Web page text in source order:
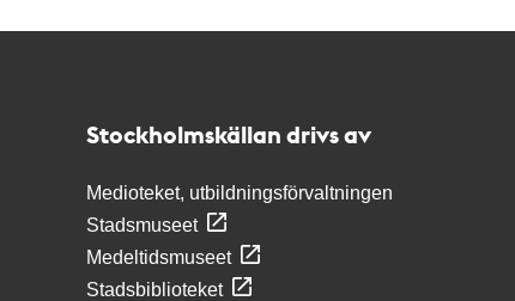
Stockholmskällan drivs av
Medioteket, utbildningsförvaltningen
Stadsmuseet
Medeltidsmuseet
Stadsbiblioteket